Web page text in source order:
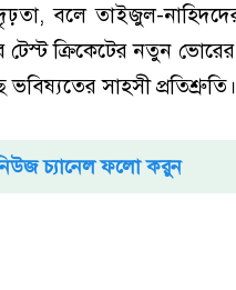
দৃঢ়তা, বলে তাইজুল-
টেস্ট ক্রিকেটের নতুন
সাহসী প্রতিশ্রুতি।
চ্যানেল ফলো করুন